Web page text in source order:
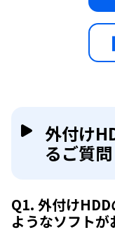
外付け
るご質問
Q1. 外付け
ようなソフトが